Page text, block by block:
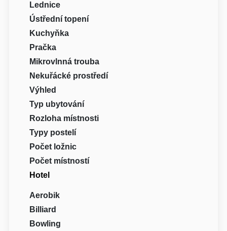
Lednice
Ústřední topení
Kuchyňka
Pračka
Mikrovlnná trouba
Nekuřácké prostředí
Výhled
Typ ubytování
Rozloha místnosti
Typy postelí
Počet ložnic
Počet místností
Hotel
Aerobik
Billiard
Bowling